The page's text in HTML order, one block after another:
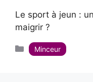
Le sport à jeun :
maigrir ?
Catégories
Minceur